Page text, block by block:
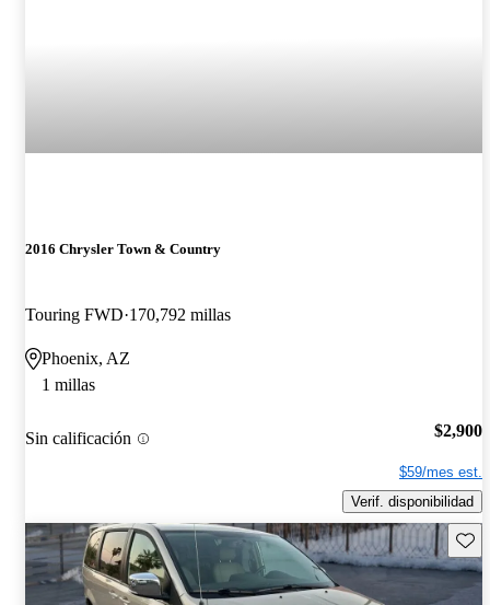
2016 Chrysler Town & Country
Touring FWD 170,792 millas
Phoenix, AZ
1 millas
Sin calificación $2,900
$59/mes est.
Verif. disponibilidad